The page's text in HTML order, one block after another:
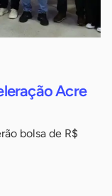
Acre
bolsa de R$